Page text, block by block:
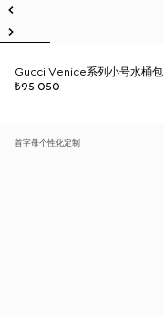
Gucci Venice系列小号水桶包
₺95.050
首字母个性化定制